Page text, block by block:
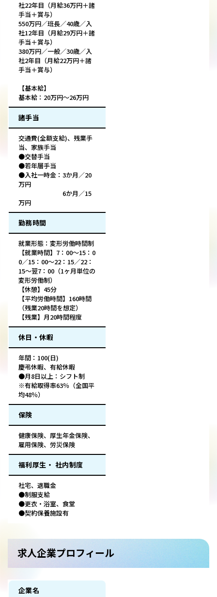
社22年目（月給36万円＋諸
手当＋賞与）
550万円／班長／40歳／入
社12年目（月給29万円＋諸
手当＋賞与）
380万円／一般／30歳／入
社2年目（月給22万円＋諸
手当＋賞与）
【基本給】
基本給：20万円～26万円
諸手当
交通費(全額支給)、残業手
当、家族手当
●交替手当
●若年層手当
●入社一時金：3か月／20
万円
6か月／15
万円
勤務時間
就業形態：変形労働時間制
【就業時間】7：00～15：0
0／15：00～22：15／22：
15～翌7：00（1ヶ月単位の
変形労働制）
【休憩】45分
【平均労働時間】160時間
（残業20時間を想定）
【残業】月20時間程度
休日・休暇
年間：100(日)
慶弔休暇、有給休暇
●月8日以上：シフト制
※有給取得率63％（全国平
均48％）
保険
健康保険、厚生年金保険、
雇用保険、労災保険
福利厚生・ 社内制度
社宅、退職金
●制服支給
●更衣・浴室、食堂
●契約保養施設有
求人企業プロフィール
企業名